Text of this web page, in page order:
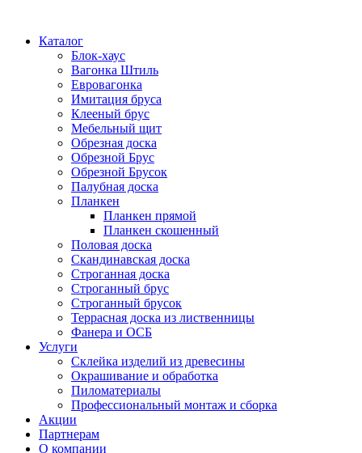
Каталог
Блок-хаус
Вагонка Штиль
Евровагонка
Имитация бруса
Клееный брус
Мебельный щит
Обрезная доска
Обрезной Брус
Обрезной Брусок
Палубная доска
Планкен
Планкен прямой
Планкен скошенный
Половая доска
Скандинавская доска
Строганная доска
Строганный брус
Строганный брусок
Террасная доска из лиственницы
Фанера и ОСБ
Услуги
Склейка изделий из древесины
Окрашивание и обработка
Пиломатериалы
Профессиональный монтаж и сборка
Акции
Партнерам
О компании